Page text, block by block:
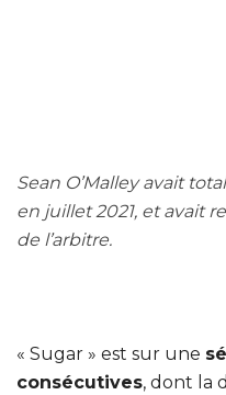
Sean O’Malley avait
en juillet 2021, et avait
de l’arbitre.
« Sugar » est sur une
consécutives, dont la